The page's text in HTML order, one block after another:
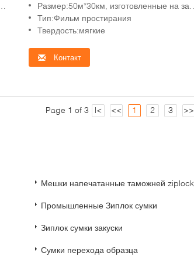
Размер:50м*30км, изготовленные на заказ требования
Тип:Фильм простирания
Твердость:мягкие
Контакт
Page 1 of 3 |< << 1 2 3 >>
Мешки напечатанные таможней ziplock
Промышленные Зиплок сумки
Зиплок сумки закуски
Сумки перехода образца